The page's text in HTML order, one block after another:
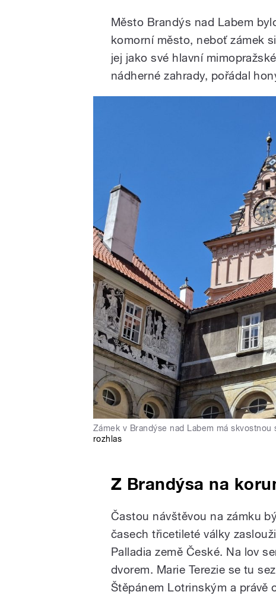
Město Brandýs nad Labem
komorní město, neboť zámek
jej jako své hlavní
nádherné zahrady, pořádal
Zámek v Brandýse nad Labem má skvostnou
rozhlas
Z Brandýsa na
Častou návštěvou na zámku
časech třicetileté války
Palladia země České. Na lov
dvorem. Marie Terezie se tu
Štěpánem Lotrinským a právě